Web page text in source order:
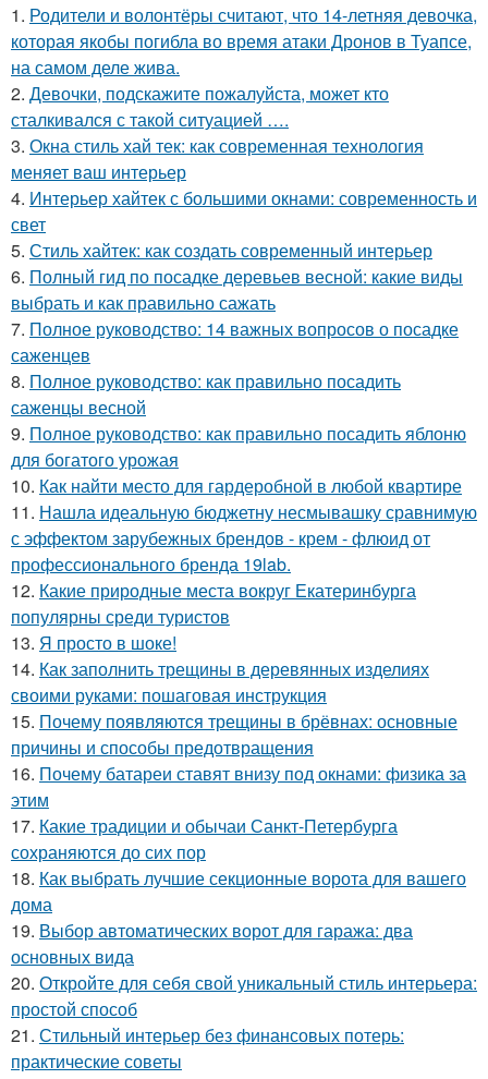
1. Родители и волонтёры считают, что 14-летняя девочка,
которая якобы погибла во время атаки Дронов в Туапсе,
на самом деле жива.
2. Девочки, подскажите пожалуйста, может кто
сталкивался с такой ситуацией ….
3. Окна стиль хай тек: как современная технология
меняет ваш интерьер
4. Интерьер хайтек с большими окнами: современность и
свет
5. Стиль хайтек: как создать современный интерьер
6. Полный гид по посадке деревьев весной: какие виды
выбрать и как правильно сажать
7. Полное руководство: 14 важных вопросов о посадке
саженцев
8. Полное руководство: как правильно посадить
саженцы весной
9. Полное руководство: как правильно посадить яблоню
для богатого урожая
10. Как найти место для гардеробной в любой квартире
11. Нашла идеальную бюджетну несмывашку сравнимую
с эффектом зарубежных брендов - крем - флюид от
профессионального бренда 19lab.
12. Какие природные места вокруг Екатеринбурга
популярны среди туристов
13. Я просто в шоке!
14. Как заполнить трещины в деревянных изделиях
своими руками: пошаговая инструкция
15. Почему появляются трещины в брёвнах: основные
причины и способы предотвращения
16. Почему батареи ставят внизу под окнами: физика за
этим
17. Какие традиции и обычаи Санкт-Петербурга
сохраняются до сих пор
18. Как выбрать лучшие секционные ворота для вашего
дома
19. Выбор автоматических ворот для гаража: два
основных вида
20. Откройте для себя свой уникальный стиль интерьера:
простой способ
21. Стильный интерьер без финансовых потерь:
практические советы